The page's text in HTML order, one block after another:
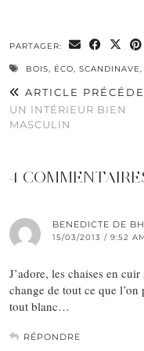
PARTAGER:
BOIS ÉCO SCANDINAVE
ARTICLE
UN INTÉRIEUR BIEN
MASCULIN
4
BENEDICTE DE
15/03/2013 / 9:52
J’adore, les chaises en
change de tout ce que
tout blanc…
RÉPONDRE